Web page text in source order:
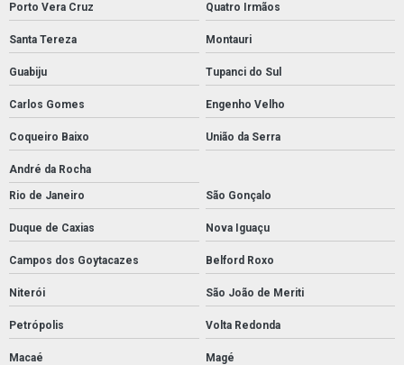
Porto Vera Cruz Quatro Irmãos
Santa Tereza Montauri
Guabiju Tupanci do Sul
Carlos Gomes Engenho Velho
Coqueiro Baixo União da Serra
André da Rocha
Rio de Janeiro São Gonçalo
Duque de Caxias Nova Iguaçu
Campos dos Goytacazes Belford Roxo
Niterói São João de Meriti
Petrópolis Volta Redonda
Macaé Magé